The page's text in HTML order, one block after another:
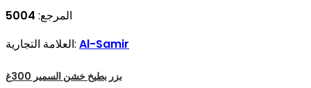
المرجع: 5004
العلامة التجارية: Al-Samir
بزر بطيخ خشن السمير 300غ